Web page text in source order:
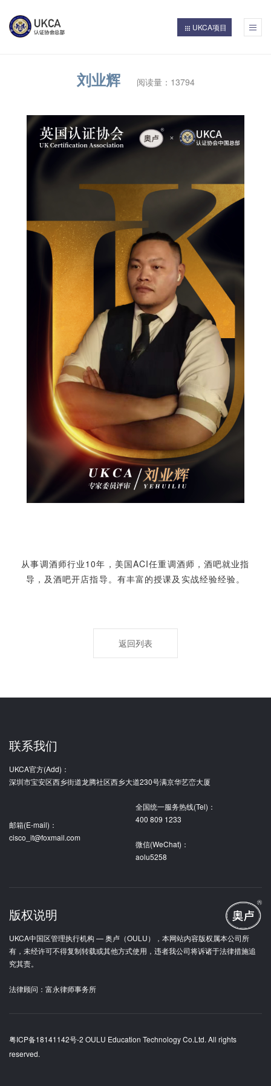
UKCA项目
刘业辉 阅读量：13794
从事调酒师行业10年，美国ACI任重调酒师，酒吧就业指
导，及酒吧开店指导。有丰富的授课及实战经验经验。
返回列表
联系我们
UKCA官方(Add)：
深圳市宝安区西乡街道龙腾社区西乡大道230号满京华艺峦大厦
邮箱(E-mail)：
cisco_it@foxmail.com
全国统一服务热线(Tel)：
400 809 1233
微信(WeChat)：
aolu5258
版权说明
UKCA中国区管理执行机构 — 奥卢（OULU），本网站内容版权属本公司所
有，未经许可不得复制转载或其他方式使用，违者我公司将诉诸于法律措施追
究其责。
法律顾问：富永律师事务所
粤ICP备18141142号-2 OULU Education Technology Co.Ltd. All rights
reserved.